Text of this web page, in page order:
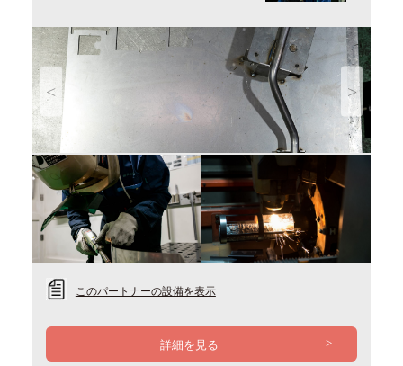
Previous Next
このパートナーの設備を表示
詳細を見る